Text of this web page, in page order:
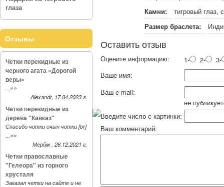
глаза
Отзывы
Четки перекидные из
черного агата «Дорогой
веры»
...»»
Alexandr, 17.04.2023 г.
Четки перекидные из
дерева "Кавказ"
Спасибо чотки очын чотки [br]
...»»
Мерйм , 26.12.2021 г.
Четки православные
"Гелеора" из горного
хрусталя
Заказал четки на сайте и не
Камни:
тигровый глаз,
Размер браслета:
Оставить отзыв
Оцените информацию: 1- 2-
3-
Ваше имя:
Ваш e-mail:
не
Введите число с картинки:
Ваш комментарий: